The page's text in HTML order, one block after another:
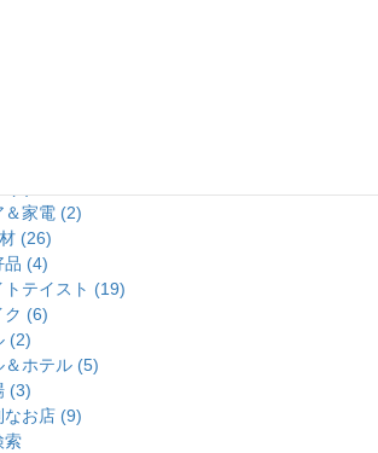
＆家電 (2)
(26)
品 (4)
トテイスト (19)
ク (6)
(2)
＆ホテル (5)
(3)
なお店 (9)
索